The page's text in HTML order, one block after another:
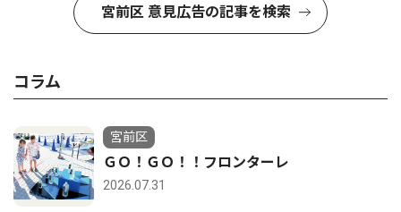
宮前区 意見広告の記事を検索
コラム
宮前区
ＧＯ！ＧＯ！！フロンターレ
2026.07.31